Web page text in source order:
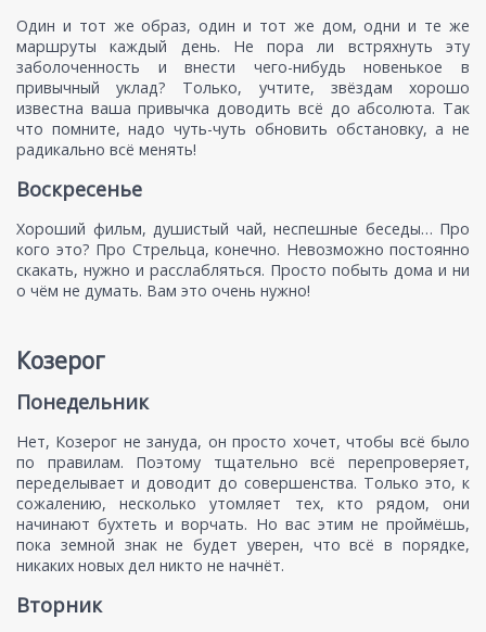
Один и тот же образ, один и тот же дом, одни и те же
маршруты каждый день. Не пора ли встряхнуть эту
заболоченность и внести чего-нибудь новенькое в
привычный уклад? Только, учтите, звёздам хорошо
известна ваша привычка доводить всё до абсолюта. Так
что помните, надо чуть-чуть обновить обстановку, а не
радикально всё менять!
Воскресенье
Хороший фильм, душистый чай, неспешные беседы… Про
кого это? Про Стрельца, конечно. Невозможно постоянно
скакать, нужно и расслабляться. Просто побыть дома и ни
о чём не думать. Вам это очень нужно!
Козерог
Понедельник
Нет, Козерог не зануда, он просто хочет, чтобы всё было
по правилам. Поэтому тщательно всё перепроверяет,
переделывает и доводит до совершенства. Только это, к
сожалению, несколько утомляет тех, кто рядом, они
начинают бухтеть и ворчать. Но вас этим не проймёшь,
пока земной знак не будет уверен, что всё в порядке,
никаких новых дел никто не начнёт.
Вторник